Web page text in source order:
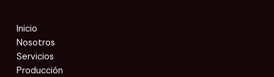
Inicio
Nosotros
Servicios
Producción